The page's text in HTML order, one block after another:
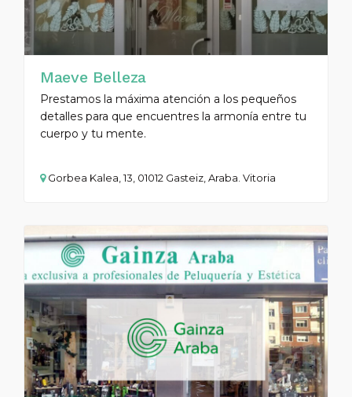
Maeve Belleza
Prestamos la máxima atención a los pequeños
detalles para que encuentres la armonía entre tu
cuerpo y tu mente.
Gorbea Kalea, 13, 01012 Gasteiz, Araba. Vitoria